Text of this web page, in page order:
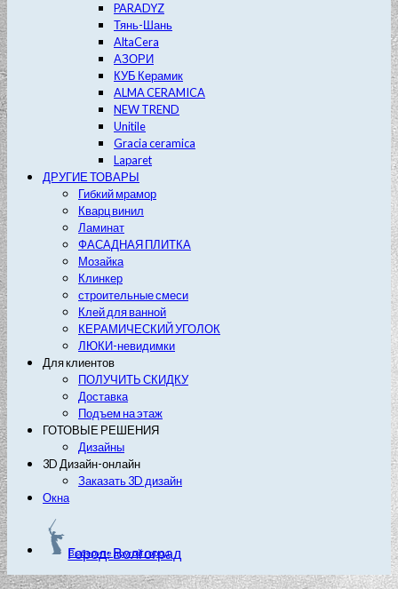
PARADYZ
Тянь-Шань
AltaCera
АЗОРИ
КУБ Керамик
ALMA CERAMICA
NEW TREND
Unitile
Gracia ceramica
Laparet
ДРУГИЕ ТОВАРЫ
Гибкий мрамор
Кварц винил
Ламинат
ФАСАДНАЯ ПЛИТКА
Мозайка
Клинкер
строительные смеси
Клей для ванной
КЕРАМИЧЕСКИЙ УГОЛОК
ЛЮКИ-невидимки
Для клиентов
ПОЛУЧИТЬ СКИДКУ
Доставка
Подъем на этаж
ГОТОВЫЕ РЕШЕНИЯ
Дизайны
3D Дизайн-онлайн
Заказать 3D дизайн
Окна
Город: Волгоград
Выберите другой город